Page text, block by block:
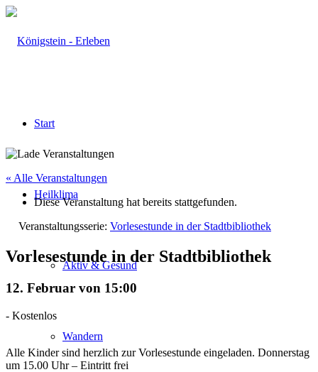
Start
Heilklima
Aktiv & Gesund
Wandern
« Alle Veranstaltungen
Diese Veranstaltung hat bereits stattgefunden.
Veranstaltungsserie: Vorlesestunde in der Stadtbibliothek
Vorlesestunde in der Stadtbibliothek
12. Februar von 15:00
- Kostenlos
Alle Kinder sind herzlich zur Vorlesestunde eingeladen. Donnerstag
um 15.00 Uhr – Eintritt frei